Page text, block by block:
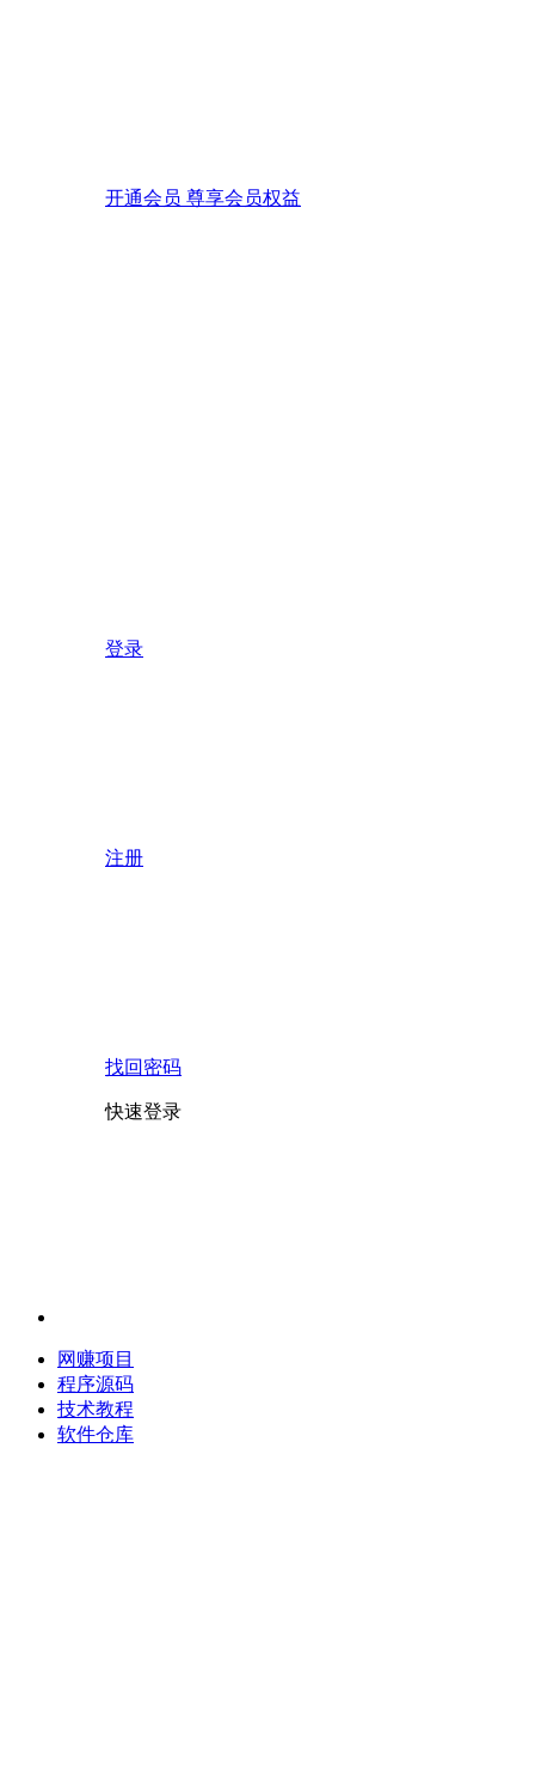
开通会员 尊享会员权益
登录
注册
找回密码
快速登录
网赚项目
程序源码
技术教程
软件仓库